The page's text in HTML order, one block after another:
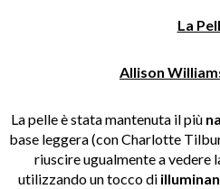
La
Allison
La pelle è stata mantenuta il più
base leggera (con Charlotte
riuscire ugualmente a vedere
utilizzando un tocco di